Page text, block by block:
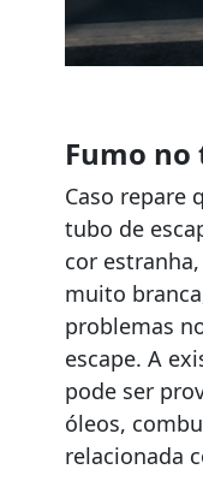
Fumo no
Caso repare
tubo de
cor
muito
problemas
escape. A
pode ser
óleos,
relacionada